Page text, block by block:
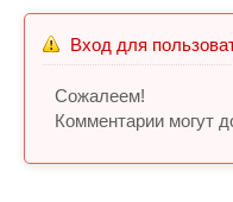
Вход для
Сожалеем!
Комментарии могут